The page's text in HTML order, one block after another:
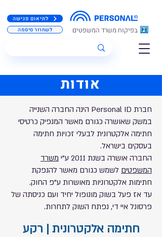
לתיאום פגישה
לשחרור סיסמה
בפיקוח משרד המשפטים
אודות
חברת Personal ID הינה החברה השנייה
במשק שאושרה כגורם מאשר המנפיק כרטיסי
חתימה אלקטרונית לבעלי זכויות חתימה
בעסקים בישראל.
החברה אושרה בשנת 2011 ע"י
משרד
המשפטים לשמש כגורם מאשר להנפקת
חתימות אלקטרוניות מאושרות ע"פ החוק.
עד אז פעל בשוק מונופול יחיד ועם כניסתה של
פרסונל איי די, נפתח השוק לתחרות.
חתימה אלקטרונית | רקע